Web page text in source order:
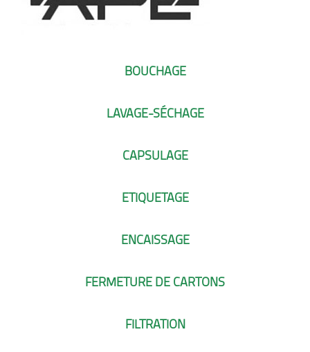
BOUCHAGE
LAVAGE-SÉCHAGE
CAPSULAGE
ETIQUETAGE
ENCAISSAGE
FERMETURE DE CARTONS
FILTRATION